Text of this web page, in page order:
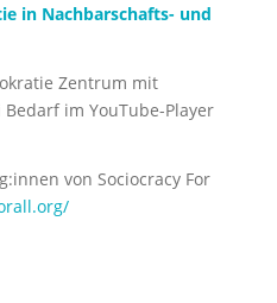
in Nachbarschafts- und
Zentrum mit
im YouTube-Player
von Sociocracy For